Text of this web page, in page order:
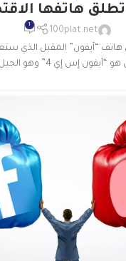
هاتفها
100plat.net
1
“آيفون” المقبل الذي
“آيفون إس إي 4” وهو الجيل